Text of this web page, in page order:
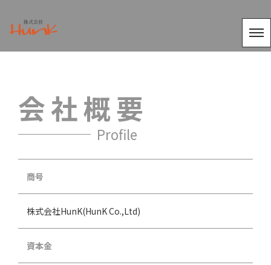
会社概要
Profile
商号
株式会社HunK(HunK Co.,Ltd)
資本金